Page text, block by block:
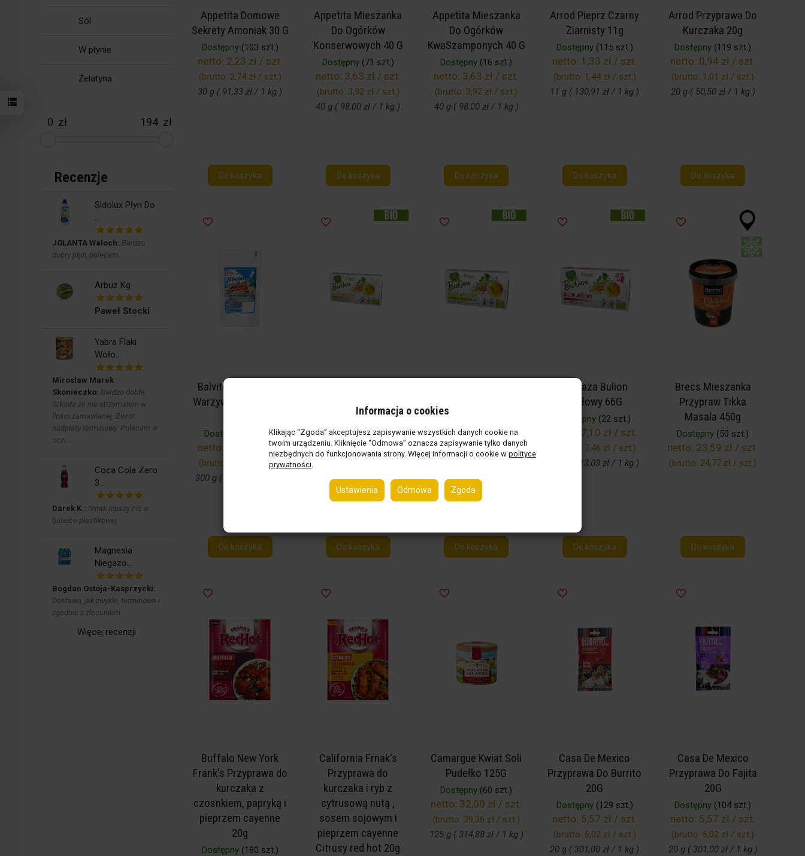
Appetita Domowe
Sekrety Amoniak 30 G
Dostępny(103 szt.)
netto: 2,23 zł / szt.
(brutto: 2,74 zł / szt.)
30 g ( 91,33 zł / 1 kg )
Do koszyka
Appetita Mieszanka
Do Ogórków
Konserwowych 40 G
Dostępny(71 szt.)
netto: 3,63 zł / szt.
(brutto: 3,92 zł / szt.)
40 g ( 98,00 zł / 1 kg )
Do koszyka
Appetita Mieszanka
Do Ogórków
KwaSzamponych 40 G
Dostępny (16 szt.)
netto: 3,63 zł / szt.
(brutto: 3,92 zł / szt.)
40 g ( 98,00 zł / 1 kg )
Do koszyka
Arrod Pieprz Czarny
Ziarnisty 11g
Dostępny(115 szt.)
netto: 1,33 zł / szt.
(brutto: 1,44 zł / szt.)
11 g ( 130,91 zł / 1 kg )
Do koszyka
Arrod Przyprawa Do
Kurczaka 20g
Dostępny (119 szt.)
netto: 0,94 zł / szt.
(brutto: 1,01 zł / szt.)
20 g ( 50,50 zł / 1 kg )
Do koszyka
Balviten Przyprawa
Warzywna Do Potraw
Dostępny (27 szt.)
netto: 9,21 zł / szt.
(brutto: 9,95 zł / szt.)
300 g ( 33,17 zł / 1 kg )
Do koszyka
Dodatku Cukrów
Bezglutenowe Bio (6
X 11 G)
netto:6,46 zł / szt.
(brutto:6,78 zł / szt. )
Do koszyka
Zawartością Soli 60G
Dostępny(57 szt.)
(brutto:6,78 zł / szt.
60 g ( 113,00 zł / 1 kg )
Do koszyka
Biooaza Bulion
Wołowy 66G
Dostępny(22 szt.)
7,10 zł / szt.
7,46 zł / szt.)
66 g ( 113,03 zł / 1 kg )
Do koszyka
Brecs Mieszanka
Przypraw Tikka
Masala 450g
Dostępny (50 szt.)
netto: 23,59 zł / szt.
(brutto: 24,77 zł / szt.)
Do koszyka
Buffalo New York
Frank's Przyprawa do
kurczaka z
czosnkiem, papryką i
pieprzem cayenne
20g
Dostępny(180 szt.)
California Frnak's
Przyprawa do
kurczaka i ryb z
cytrusową nutą ,
sosem sojowym i
pieprzem cayenne
Citrusy red hot 20g
Camargue Kwiat Soli
Pudełko 125G
Dostępny (60 szt.)
netto: 32,00 zł / szt.
(brutto: 39,36 zł / szt.)
125 g ( 314,88 zł / 1 kg )
Casa De Mexico
Przyprawa Do Burrito
20G
Dostępny(129 szt.)
netto: 5,57 zł / szt.
(brutto: 6,02 zł / szt.)
20 g ( 301,00 zł / 1 kg )
Casa De Mexico
Przyprawa Do Fajita
20G
Dostępny (104 szt.)
netto: 5,57 zł / szt.
(brutto: 6,02 zł / szt.)
20 g ( 301,00 zł / 1 kg )
Sól
W płynie
Żelatyna
zł zł
Recenzje
Sidolux Płyn Do
JOLANTA Waloch: Bardzo
dobry płyn, polecam
Arbuz Kg
Paweł Stocki
Yabra Flaki
Woło...
Miroslaw Marek
Skonieczko: Bardzo dobfe.
Szkoda że nie otrzymałem w
ilości zamawianej. Zwrot
nadpłaty terminowy. Polecam w
oczi...
Coca Cola Zero
3...
Darek K.: Smak lepszy niż w
butelce plastikowej
Magnesia
Niegazo...
Bogdan Ostoja-Kasprzycki:
Dostawa, jak zwykle, terminowa i
zgodnie z zleceniem.
Więcej recenzji
Informacja o cookies
Klikając “Zgoda” akceptujesz zapisywanie wszystkich danych cookie na
twoim urządzeniu. Kliknięcie “Odmowa” oznacza zapisywanie tylko danych
niezbędnych do funkcjonowania strony. Więcej informacji o cookie w polityce
prywatności.
Ustawienia Odmowa Zgoda